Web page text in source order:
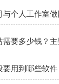
个人工作室
要多少钱？
用到哪些软件